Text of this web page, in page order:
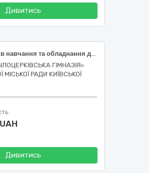
Дивитись
Комплект засобів навчання та обладнання для кабінету фізики НУШ
ГІМНАЗІЯ»
МІСЬКОЇ РАДИ КИЇВСЬКОЇ
Дивитись